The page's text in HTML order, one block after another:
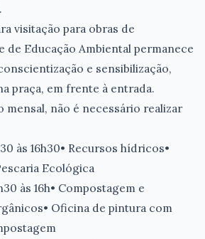
visitação para obras de
de Educação Ambiental permanece
e sensibilização,
praça, em frente à entrada.
mensal, não é necessário realizar
às 16h30• Recursos hídricos•
Ecológica
às 16h• Compostagem e
Oficina de pintura com